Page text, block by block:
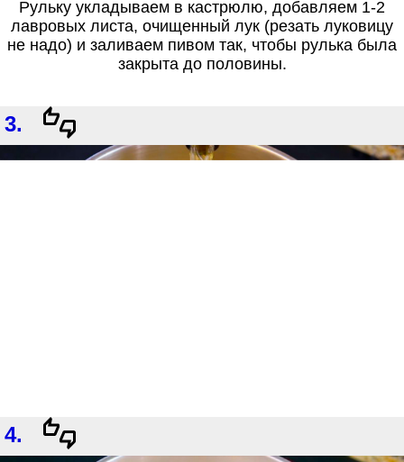
Рульку укладываем в кастрюлю, добавляем 1-2
лавровых листа, очищенный лук (резать луковицу
не надо) и заливаем пивом так, чтобы рулька была
закрыта до половины.
3.
4.